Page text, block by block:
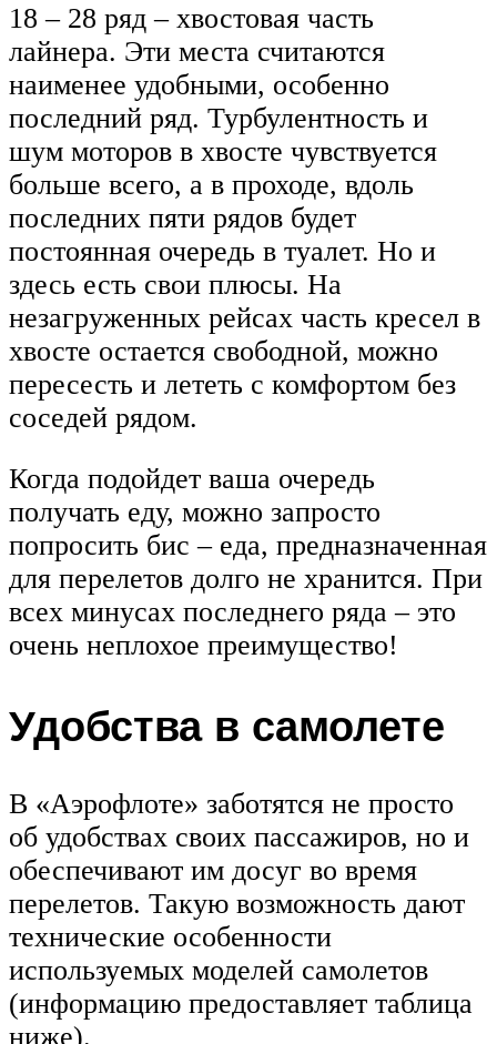
18 – 28 ряд – хвостовая часть
лайнера. Эти места считаются
наименее удобными, особенно
последний ряд. Турбулентность и
шум моторов в хвосте чувствуется
больше всего, а в проходе, вдоль
последних пяти рядов будет
постоянная очередь в туалет. Но и
здесь есть свои плюсы. На
незагруженных рейсах часть кресел в
хвосте остается свободной, можно
пересесть и лететь с комфортом без
соседей рядом.
Когда подойдет ваша очередь
получать еду, можно запросто
попросить бис – еда, предназначенная
для перелетов долго не хранится. При
всех минусах последнего ряда – это
очень неплохое преимущество!
Удобства в самолете
В «Аэрофлоте» заботятся не просто
об удобствах своих пассажиров, но и
обеспечивают им досуг во время
перелетов. Такую возможность дают
технические особенности
используемых моделей самолетов
(информацию предоставляет таблица
ниже).